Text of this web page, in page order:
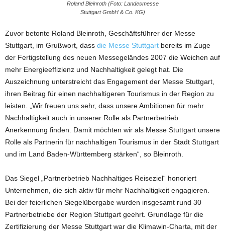
Roland Bleinroth (Foto: Landesmesse
Stuttgart GmbH & Co. KG)
Zuvor betonte Roland Bleinroth, Geschäftsführer der Messe
Stuttgart, im Grußwort, dass die Messe Stuttgart bereits im Zuge
der Fertigstellung des neuen Messegeländes 2007 die Weichen auf
mehr Energieeffizienz und Nachhaltigkeit gelegt hat. Die
Auszeichnung unterstreicht das Engagement der Messe Stuttgart,
ihren Beitrag für einen nachhaltigeren Tourismus in der Region zu
leisten. „Wir freuen uns sehr, dass unsere Ambitionen für mehr
Nachhaltigkeit auch in unserer Rolle als Partnerbetrieb
Anerkennung finden. Damit möchten wir als Messe Stuttgart unsere
Rolle als Partnerin für nachhaltigen Tourismus in der Stadt Stuttgart
und im Land Baden-Württemberg stärken“, so Bleinroth.
Das Siegel „Partnerbetrieb Nachhaltiges Reiseziel“ honoriert
Unternehmen, die sich aktiv für mehr Nachhaltigkeit engagieren.
Bei der feierlichen Siegelübergabe wurden insgesamt rund 30
Partnerbetriebe der Region Stuttgart geehrt. Grundlage für die
Zertifizierung der Messe Stuttgart war die Klimawin-Charta, mit der